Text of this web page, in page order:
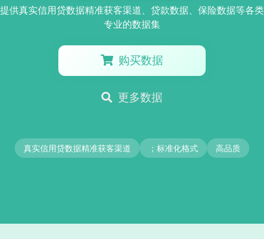
提供真实信用贷数据精准获客渠道、贷款数据、保险数据等各类
专业的数据集
购买数据
更多数据
真实信用贷数据精准获客渠道 ；标准化格式 高品质